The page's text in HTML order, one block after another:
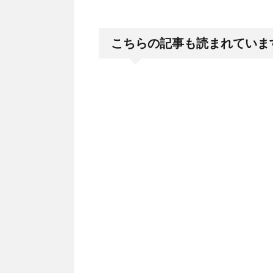
こちらの記事も読まれていま